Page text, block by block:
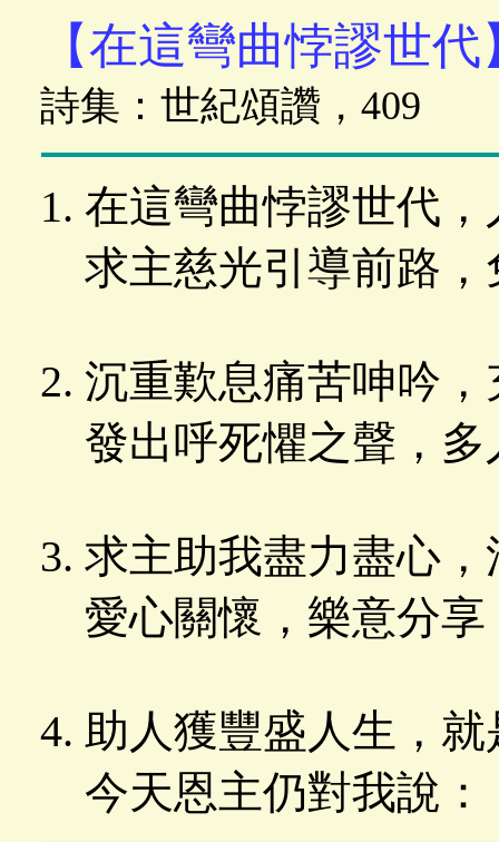
【在這彎曲悖謬世代
詩集：世紀頌讚，409
在這彎曲悖謬世代
求主慈光引導前路
沉重歎息痛苦呻吟
發出呼死懼之聲，
求主助我盡力盡心
愛心關懷，樂意分
助人獲豐盛人生，
今天恩主仍對我說